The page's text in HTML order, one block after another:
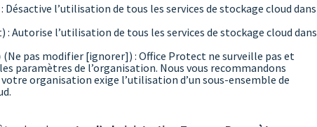
l’utilisation de tous les services de stockage cloud dans
Autorise l’utilisation de tous les services de stockage cloud dans
(Ne pas modifier [ignorer]) : Office Protect ne surveille pas et
paramètres de l’organisation. Nous vous recommandons
organisation exige l’utilisation d’un sous-ensemble de